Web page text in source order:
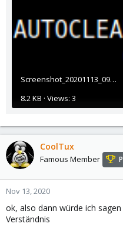
Screenshot_20201113_094851.png
8.2 KB · Views: 3
CoolTux
Famous Member
Nov 13, 2020
ok, also dann würde ich
Verständnis